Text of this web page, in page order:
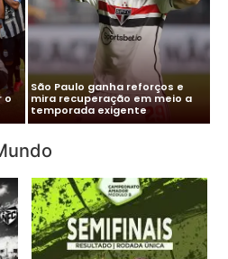
Neymar rescinde contrato com
Al-Hilal e está próximo de
retornar ao Santos